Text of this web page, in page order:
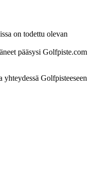
on todettu olevan
pääsysi Golfpiste.com
Golfpisteeseen